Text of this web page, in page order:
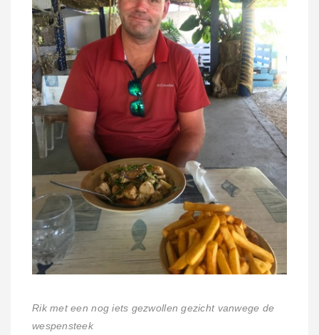
Rik met een nog iets gezwollen gezicht vanwege de
wespensteek